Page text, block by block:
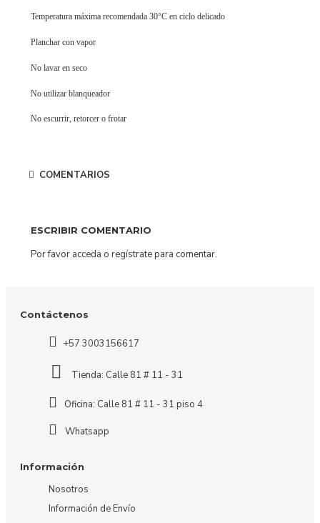
Temperatura máxima recomendada 30°C en ciclo delicado
Planchar con vapor
No lavar en seco
No utilizar blanqueador
No escurrir, retorcer o frotar
COMENTARIOS
ESCRIBIR COMENTARIO
Por favor acceda o regístratepara comentar.
Contáctenos
+57 3003156617
Tienda: Calle 81 # 11 - 31
Oficina: Calle 81 # 11 - 31 piso 4
Whatsapp
Información
Nosotros
Información de Envío